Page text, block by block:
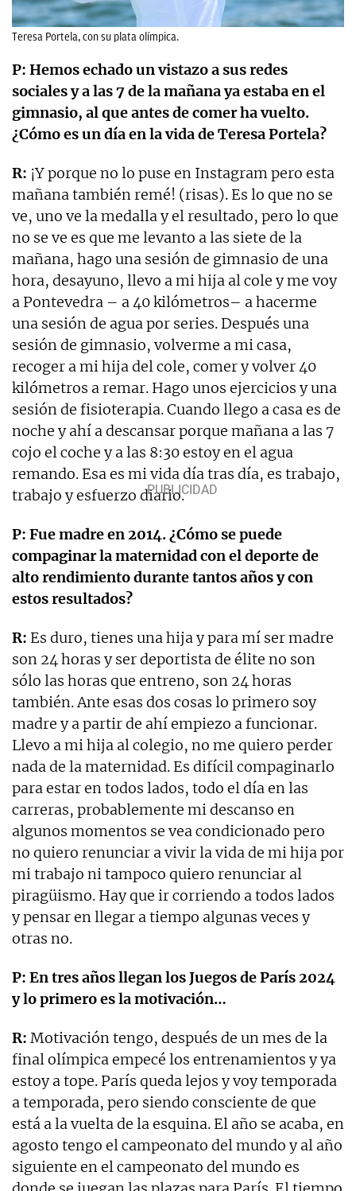
Teresa Portela, con su plata olímpica.
P: Hemos echado un vistazo a sus redes
sociales y a las 7 de la mañana ya estaba en el
gimnasio, al que antes de comer ha vuelto.
¿Cómo es un día en la vida de Teresa Portela?
R: ¡Y porque no lo puse en Instagram pero esta
mañana también remé! (risas). Es lo que no se
ve, uno ve la medalla y el resultado, pero lo que
no se ve es que me levanto a las siete de la
mañana, hago una sesión de gimnasio de una
hora, desayuno, llevo a mi hija al cole y me voy
a Pontevedra – a 40 kilómetros– a hacerme
una sesión de agua por series. Después una
sesión de gimnasio, volverme a mi casa,
recoger a mi hija del cole, comer y volver 40
kilómetros a remar. Hago unos ejercicios y una
sesión de fisioterapia. Cuando llego a casa es de
noche y ahí a descansar porque mañana a las 7
cojo el coche y a las 8:30 estoy en el agua
remando. Esa es mi vida día tras día, es trabajo,
trabajo y esfuerzo diario.
P: Fue madre en 2014. ¿Cómo se puede
compaginar la maternidad con el deporte de
alto rendimiento durante tantos años y con
estos resultados?
R: Es duro, tienes una hija y para mí ser madre
son 24 horas y ser deportista de élite no son
sólo las horas que entreno, son 24 horas
también. Ante esas dos cosas lo primero soy
madre y a partir de ahí empiezo a funcionar.
Llevo a mi hija al colegio, no me quiero perder
nada de la maternidad. Es difícil compaginarlo
para estar en todos lados, todo el día en las
carreras, probablemente mi descanso en
algunos momentos se vea condicionado pero
no quiero renunciar a vivir la vida de mi hija por
mi trabajo ni tampoco quiero renunciar al
piragüismo. Hay que ir corriendo a todos lados
y pensar en llegar a tiempo algunas veces y
otras no.
P: En tres años llegan los Juegos de París 2024
y lo primero es la motivación…
R: Motivación tengo, después de un mes de la
final olímpica empecé los entrenamientos y ya
estoy a tope. París queda lejos y voy temporada
a temporada, pero siendo consciente de que
está a la vuelta de la esquina. El año se acaba, en
agosto tengo el campeonato del mundo y al año
siguiente en el campeonato del mundo es